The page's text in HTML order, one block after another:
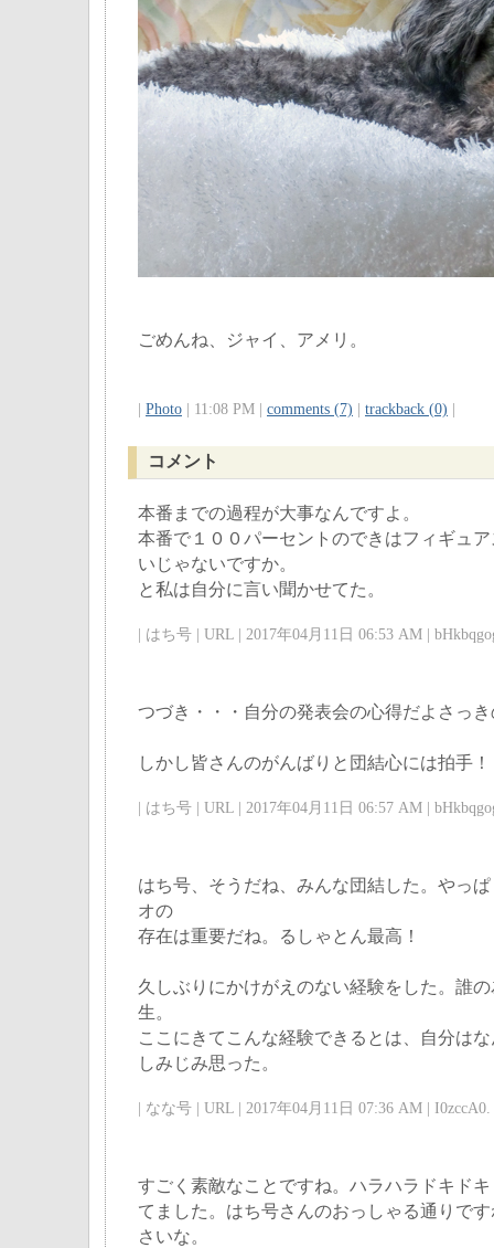
ごめんね、ジャイ、アメリ。
Photo | 11:08 PM | comments (7) trackback (0)
コメント
本番までの過程が大事なんですよ。
本番で１００パーセントのできはフィギュ
いじゃないですか。
と私は自分に言い聞かせてた。
| はち号 | URL | 2017年04月11日 06:53 AM |
つづき・・・自分の発表会の心得だよさっ
しかし皆さんのがんばりと団結心には拍手！
| はち号 | URL | 2017年04月11日 06:57 AM |
はち号、そうだね、みんな団結した。やっ
オの
存在は重要だね。るしゃとん最高！
久しぶりにかけがえのない経験をした。誰
生。
ここにきてこんな経験できるとは、自分は
しみじみ思った。
| なな号 | URL | 2017年04月11日 07:36 AM | I0zccA0.
すごく素敵なことですね。ハラハラドキド
てました。はち号さんのおっしゃる通りで
さいな。